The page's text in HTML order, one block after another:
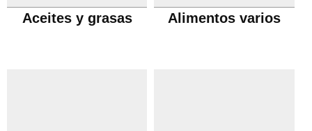
Aceites y grasas Alimentos varios